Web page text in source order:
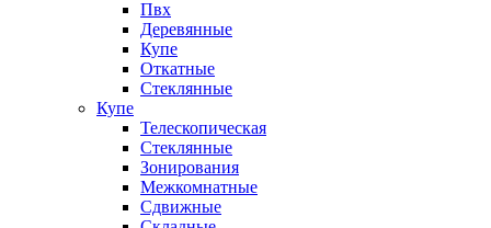
Пвх
Деревянные
Купе
Откатные
Стеклянные
Купе
Телескопическая
Стеклянные
Зонирования
Межкомнатные
Сдвижные